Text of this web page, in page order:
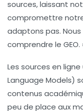
sources, laissant
compromettre
adaptons pas.
comprendre le GEO.
Les sources en
Language Models)
contenus
peu de place aux